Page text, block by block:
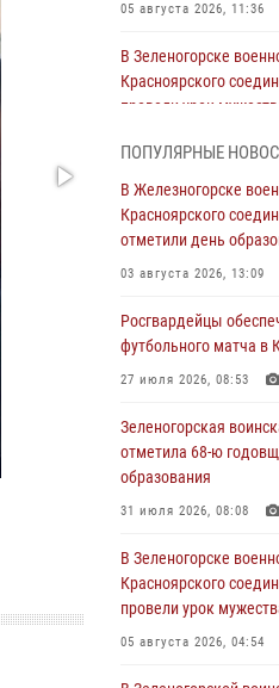
05 августа 2026, 11:36
В Зеленогорске
Красноярского
провели урок
В Красноярске
спецподразделения
артиллерийский
05 августа 2026, 04:52
В Красноярске
вневедомственной
задержали
04 августа 2026, 09:57
Сотрудники
общественный
Дудинке
04 августа 2026, 08:36
В Красноярске
супермаркета
ПОПУЛЯРНЫЕ
В Железногорске
Красноярского
отметили день
03 августа 2026, 13:09
Росгвардейцы
футбольного матча в
27 июля 2026, 08:53
Зеленогорская
отметила 68-ю
образования
31 июля 2026, 08:08
В Зеленогорске
Красноярского
провели урок
05 августа 2026, 04:54